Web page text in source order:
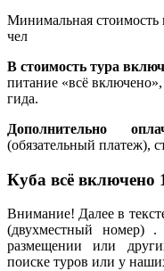
Минимальная
чел
В стоимость тура
питание «всё
гида.
Дополнительно
(обязательный платеж),
Куба всё включено
Внимание! Далее в
(двухместный номер) .
размещении или
поиске туров или у